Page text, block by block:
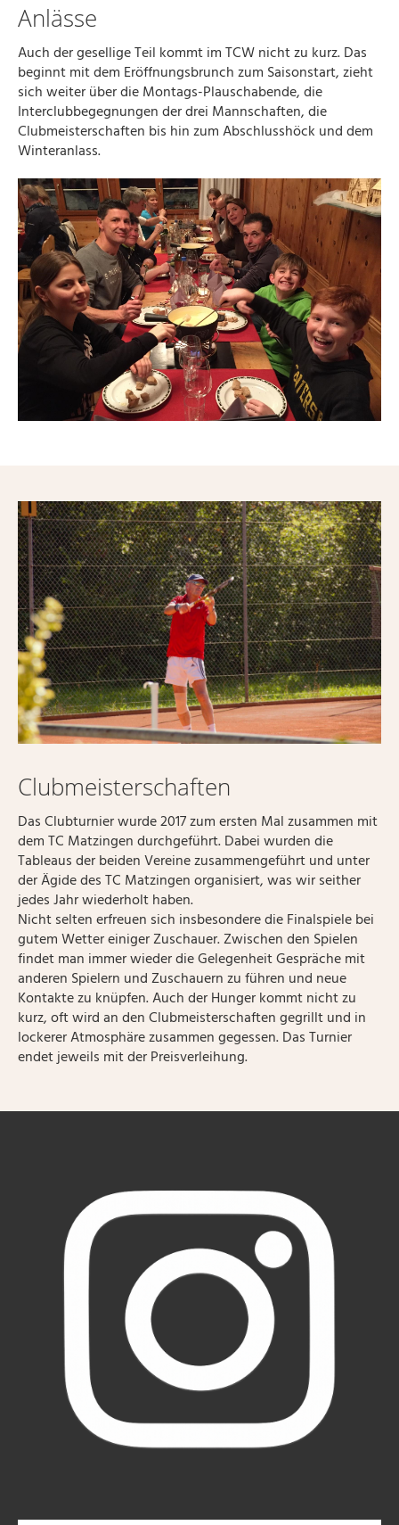
Anlässe
Auch der gesellige Teil kommt im TCW nicht zu kurz. Das
beginnt mit dem Eröffnungsbrunch zum Saisonstart, zieht
sich weiter über die Montags-Plauschabende, die
Interclubbegegnungen der drei Mannschaften, die
Clubmeisterschaften bis hin zum Abschlusshöck und dem
Winteranlass.
Clubmeisterschaften
Das Clubturnier wurde 2017 zum ersten Mal zusammen mit
dem TC Matzingen durchgeführt. Dabei wurden die
Tableaus der beiden Vereine zusammengeführt und unter
der Ägide des TC Matzingen organisiert, was wir seither
jedes Jahr wiederholt haben.
Nicht selten erfreuen sich insbesondere die Finalspiele bei
gutem Wetter einiger Zuschauer. Zwischen den Spielen
findet man immer wieder die Gelegenheit Gespräche mit
anderen Spielern und Zuschauern zu führen und neue
Kontakte zu knüpfen. Auch der Hunger kommt nicht zu
kurz, oft wird an den Clubmeisterschaften gegrillt und in
lockerer Atmosphäre zusammen gegessen. Das Turnier
endet jeweils mit der Preisverleihung.